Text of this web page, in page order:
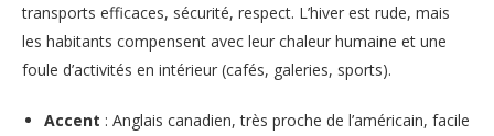
transports efficaces, sécurité, respect. L’hiver est rude, mais
les habitants compensent avec leur chaleur humaine et une
foule d’activités en intérieur (cafés, galeries, sports).
Accent : Anglais canadien, très proche de l’américain, facile